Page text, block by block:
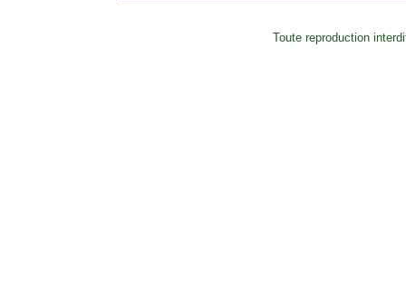
Toute reproduction